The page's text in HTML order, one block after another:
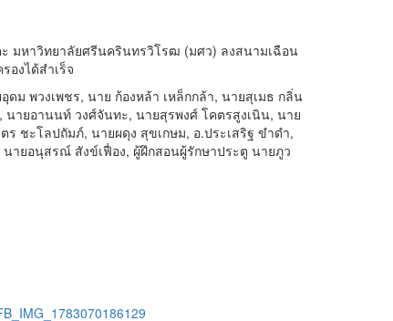
ะ มหาวิทยาลัยศรีนครินทรวิโรฒ (มศว) ลงสนามเฉือน
องได้สำเร็จ
ม พวงเพชร, นาย ก้องหล้า เหล็กกล้า, นายสุเมธ กลิ่น
ยอานนท์ วงศ์จันทะ, นายสุรพงศ์ โคตรสูงเนิน, นาย
ชะโลปถัมภ์, นายผดุง สุขเกษม, อ.ประเสริฐ ขำดำ,
ายอนุสรณ์ สังข์เฟื่อง, ผู้ฝึกสอนผู้รักษาประตู นายภูว